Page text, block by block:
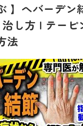
】へバーデ
し方 | テーピ
法